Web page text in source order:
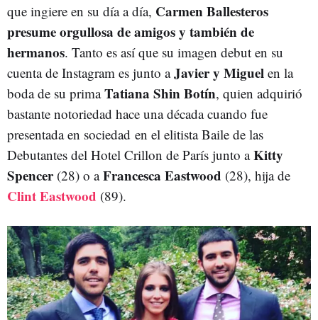
que ingiere en su día a día, Carmen Ballesteros
presume orgullosa de amigos y también de
hermanos. Tanto es así que su imagen debut en su
cuenta de Instagram es junto aJavier y Miguel en la
boda de su primaTatiana Shin Botín, quien adquirió
bastante notoriedad hace una década cuando fue
presentada en sociedad en el elitista Baile de las
Debutantes del Hotel Crillon de París junto aKitty
Spencer(28) o aFrancesca Eastwood (28), hija de
Clint Eastwood (89).